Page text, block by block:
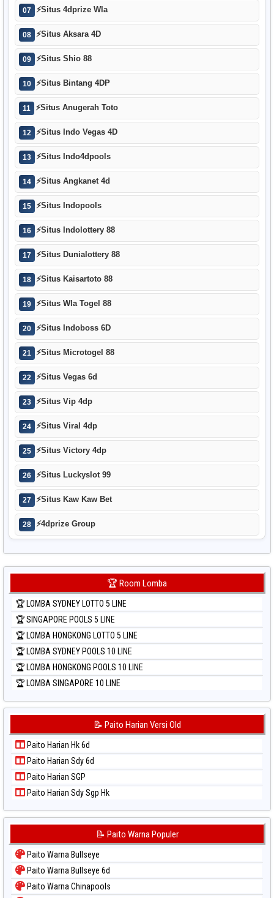
07 ⚡Situs 4dprize Wla
08 ⚡Situs Aksara 4D
09 ⚡Situs Shio 88
10 ⚡Situs Bintang 4DP
11 ⚡Situs Anugerah Toto
12 ⚡Situs Indo Vegas 4D
13 ⚡Situs Indo4dpools
14 ⚡Situs Angkanet 4d
15 ⚡Situs Indopools
16 ⚡Situs Indolottery 88
17 ⚡Situs Dunialottery 88
18 ⚡Situs Kaisartoto 88
19 ⚡Situs Wla Togel 88
20 ⚡Situs Indoboss 6D
21 ⚡Situs Microtogel 88
22 ⚡Situs Vegas 6d
23 ⚡Situs Vip 4dp
24 ⚡Situs Viral 4dp
25 ⚡Situs Victory 4dp
26 ⚡Situs Luckyslot 99
27 ⚡Situs Kaw Kaw Bet
28 ⚡4dprize Group
🏆 Room Lomba
🏆 LOMBA SYDNEY LOTTO 5 LINE
🏆 SINGAPORE POOLS 5 LINE
🏆 LOMBA HONGKONG LOTTO 5 LINE
🏆 LOMBA SYDNEY POOLS 10 LINE
🏆 LOMBA HONGKONG POOLS 10 LINE
🏆 LOMBA SINGAPORE 10 LINE
📝 Paito Harian Versi Old
Paito Harian Hk 6d
Paito Harian Sdy 6d
Paito Harian SGP
Paito Harian Sdy Sgp Hk
📝 Paito Warna Populer
Paito Warna Bullseye
Paito Warna Bullseye 6d
Paito Warna Chinapools